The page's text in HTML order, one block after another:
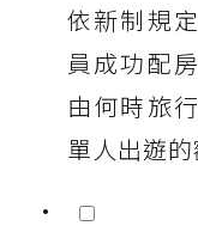
依新制規
員成功配
由何時旅
單人出遊的